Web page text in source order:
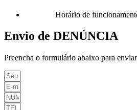
Horário de
Envio de DENÚNCIA
Preencha o formulário abaixo para